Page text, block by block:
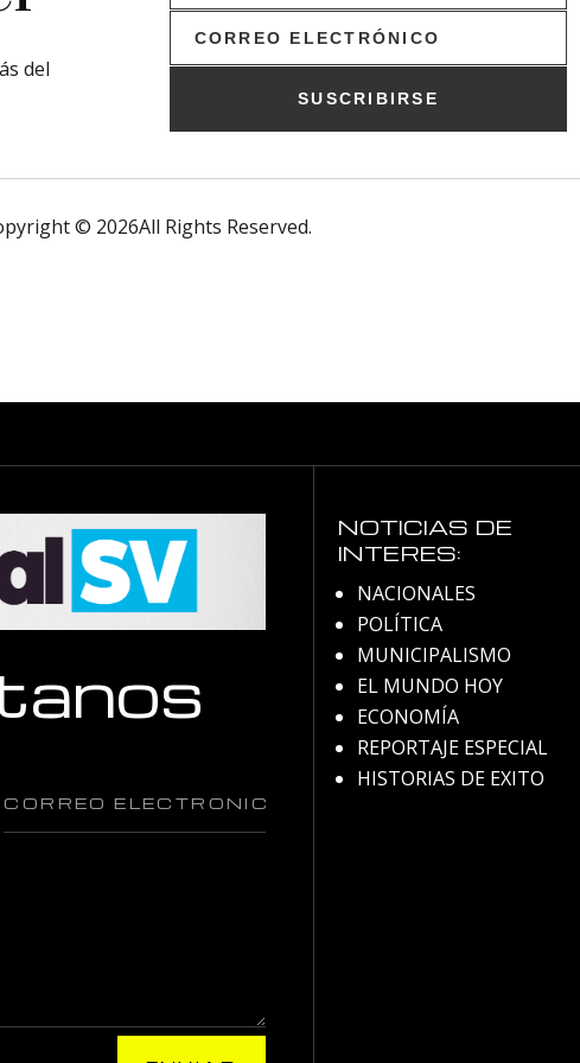
del
SUSCRIBIRSE
© 2026All Rights Reserved.
NOTICIAS DE
INTERES:
NACIONALES
POLÍTICA
MUNICIPALISMO
EL MUNDO HOY
ECONOMÍA
REPORTAJE ESPECIAL
HISTORIAS DE EXITO